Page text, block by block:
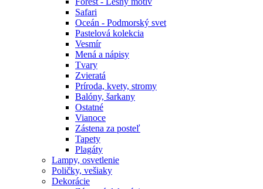
Safari
Oceán - Podmorský svet
Pastelová kolekcia
Vesmír
Mená a nápisy
Tvary
Zvieratá
Príroda, kvety, stromy
Balóny, šarkany
Ostatné
Vianoce
Zástena za posteľ
Tapety
Plagáty
Lampy, osvetlenie
Poličky, vešiaky
Dekorácie